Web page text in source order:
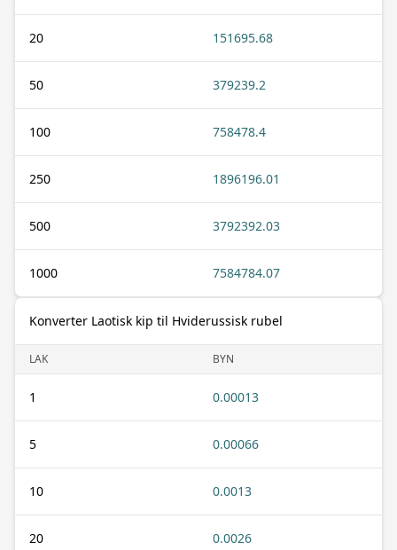
20 151695.68
50 379239.2
100 758478.4
250 1896196.01
500 3792392.03
1000 7584784.07
Konverter Laotisk kip til Hviderussisk rubel
LAK BYN
1 0.00013
5 0.00066
10 0.0013
20 0.0026